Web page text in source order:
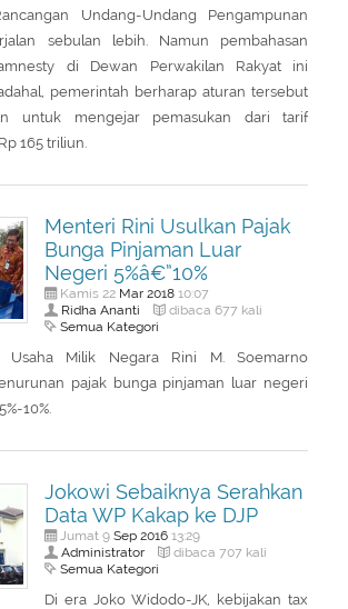
Undang-Undang Pengampunan
sebulan lebih. Namun pembahasan
di Dewan Perwakilan Rakyat ini
pemerintah berharap aturan tersebut
untuk mengejar pemasukan dari tarif
165 triliun.
Menteri Rini Usulkan Pajak
Bunga Pinjaman Luar
Negeri 5%â€”10%
Kamis 22 Mar 201810:07
Ridha Ananti dibaca 677 kali
Semua Kategori
Usaha Milik Negara Rini M. Soemarno
pajak bunga pinjaman luar negeri
10%.
Jokowi Sebaiknya Serahkan
Data WP Kakap ke DJP
Jumat 9 Sep 201613:29
Administrator dibaca 707 kali
Semua Kategori
Di era Joko Widodo-JK, kebijakan tax